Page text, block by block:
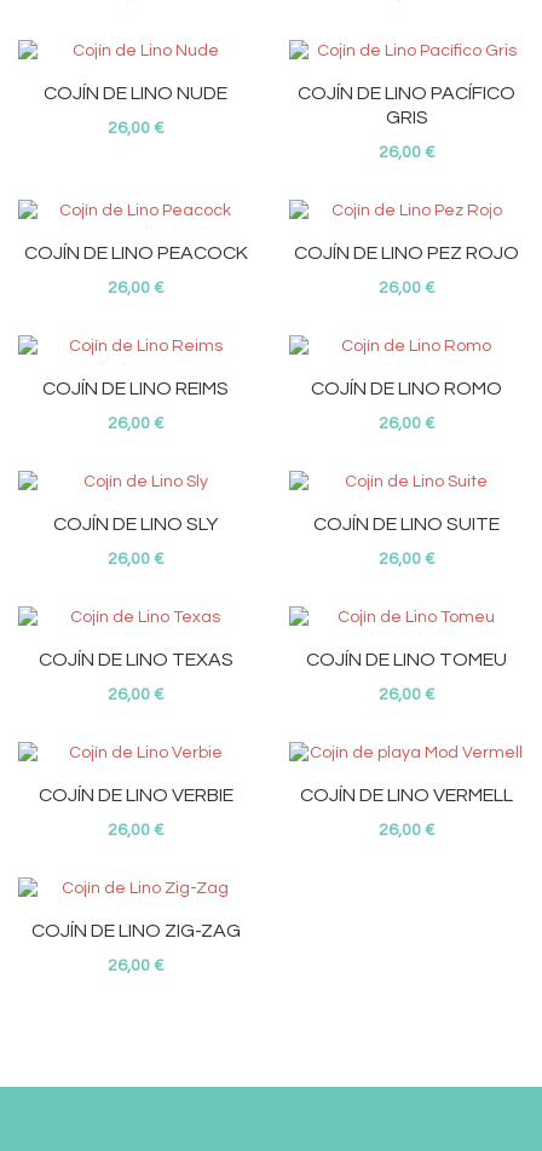
COJÍN DE LINO NUDE
26,00 €
COJÍN DE LINO PACÍFICO
GRIS
26,00 €
COJÍN DE LINO PEACOCK
26,00 €
COJÍN DE LINO PEZ ROJO
26,00 €
COJÍN DE LINO REIMS
26,00 €
COJÍN DE LINO ROMO
26,00 €
COJÍN DE LINO SLY
26,00 €
COJÍN DE LINO SUITE
26,00 €
COJÍN DE LINO TEXAS
26,00 €
COJÍN DE LINO TOMEU
26,00 €
COJÍN DE LINO VERBIE
26,00 €
COJÍN DE LINO VERMELL
26,00 €
COJÍN DE LINO ZIG-ZAG
26,00 €